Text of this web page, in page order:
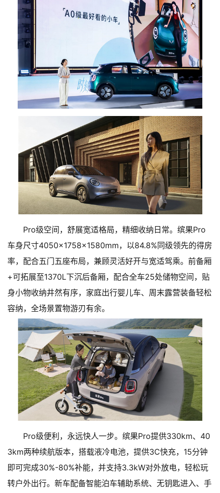
Pro级空间，舒展宽适格局，精细收纳日常。缤果Pro
车身尺寸4050×1758×1580mm，以84.8%同级领先的得房
率，配合五门五座布局，兼顾灵活好开与宽适驾乘。前备厢
+可拓展至1370L下沉后备厢，配合全车25处储物空间，贴
身小物收纳井然有序，家庭出行婴儿车、周末露营装备轻松
容纳，全场景置物游刃有余。
Pro级便利，永远快人一步。缤果Pro提供330km、40
3km两种续航版本，搭载液冷电池，提供3C快充，15分钟
即可完成30%-80%补能，并支持3.3kW对外放电，轻松玩
转户外出行。新车配备智能泊车辅助系统、无钥匙进入、手